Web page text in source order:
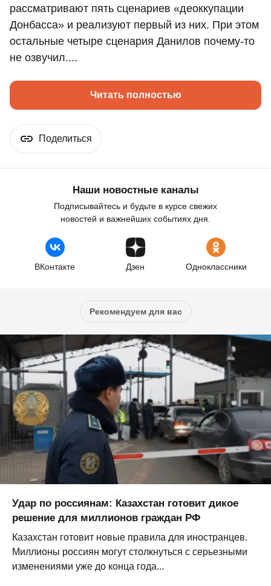
рассматривают пять сценариев «деоккупации
Донбасса» и реализуют первый из них. При этом
остальные четыре сценария Данилов почему-то
не озвучил....
Читать полностью
Поделиться
Наши новостные каналы
Подписывайтесь и будьте в курсе свежих
новостей и важнейших событиях дня.
ВКонтакте Дзен Одноклассники
Рекомендуем для вас
Удар по россиянам: Казахстан готовит дикое
решение для миллионов граждан РФ
Казахстан готовит новые правила для иностранцев.
Миллионы россиян могут столкнуться с серьезными
изменениями уже до конца года...